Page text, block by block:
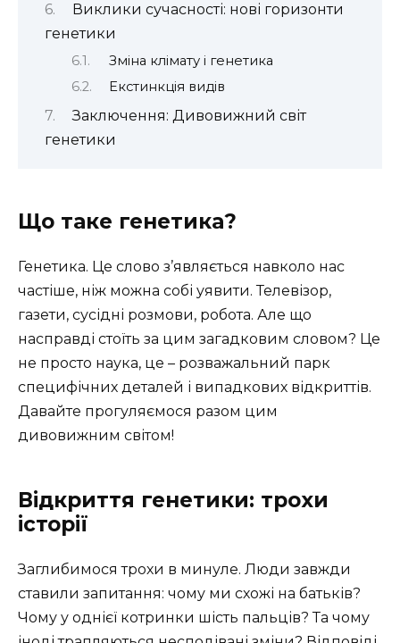
Виклики сучасності: нові горизонти
генетики
Зміна клімату і генетика
Екстинкція видів
Заключення: Дивовижний світ
генетики
Що таке генетика?
Генетика. Це слово з’являється навколо нас
частіше, ніж можна собі уявити. Телевізор,
газети, сусідні розмови, робота. Але що
насправді стоїть за цим загадковим словом? Це
не просто наука, це – розважальний парк
специфічних деталей і випадкових відкриттів.
Давайте прогуляємося разом цим
дивовижним світом!
Відкриття генетики: трохи
історії
Заглибимося трохи в минуле. Люди завжди
ставили запитання: чому ми схожі на батьків?
Чому у однієї котринки шість пальців? Та чому